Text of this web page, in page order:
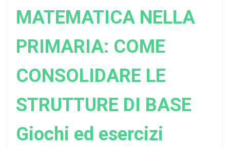
MATEMATICA NELLA
PRIMARIA: COME
CONSOLIDARE LE
STRUTTURE DI BASE
Giochi ed esercizi